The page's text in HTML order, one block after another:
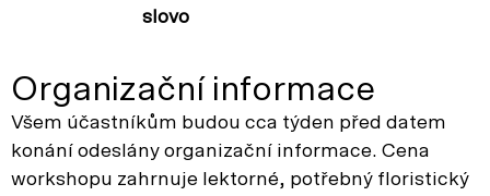
slovo
Organizační informace
Všem účastníkům budou cca týden před datem
konání odeslány organizační informace. Cena
workshopu zahrnuje lektorné, potřebný floristický